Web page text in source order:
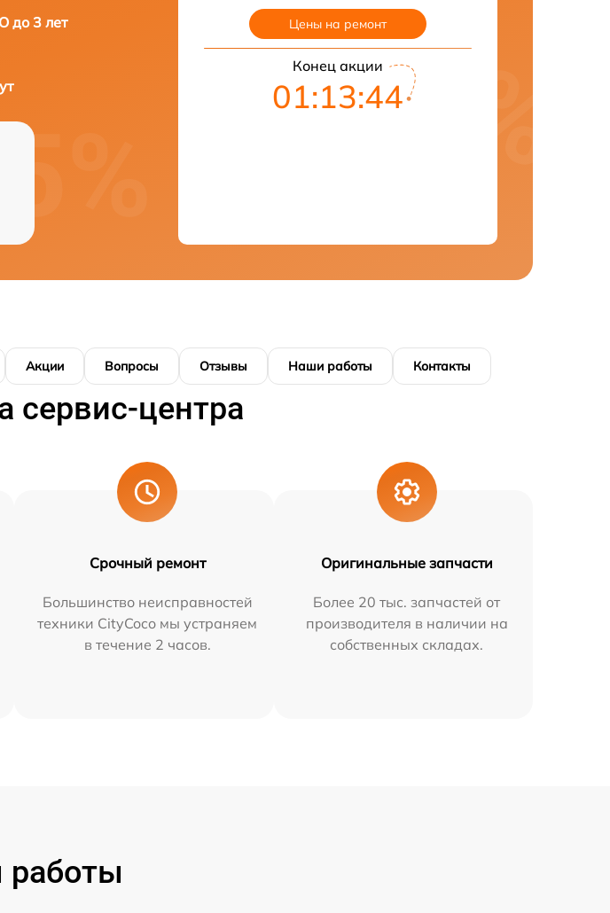
до 3 лет
Цены на ремонт
Конец акции
01:13:43
Акции Вопросы Отзывы Наши работы Контакты
сервис-центра
Срочный ремонт
Большинство неисправностей
техники CityCoco мы устраняем
в течение 2 часов.
Оригинальные запчасти
Более 20 тыс. запчастей от
производителя в наличии на
собственных складах.